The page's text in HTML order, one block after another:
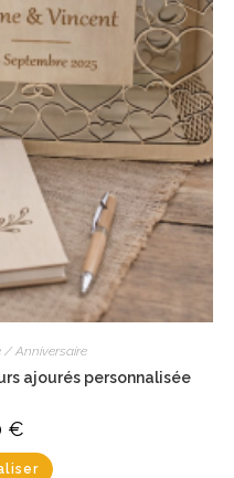
/ Anniversaire
ajourés personnalisée
€